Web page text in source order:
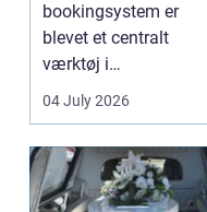
bookingsystem er
blevet et centralt
værktøj i
sundhedssektoren.
Klinikker, praksis og
beh...
04 July 2026